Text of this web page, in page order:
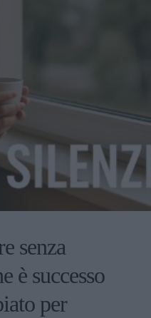
senza
è successo
per